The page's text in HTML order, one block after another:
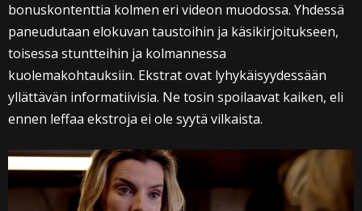
bonuskontenttia kolmen eri videon muodossa. Yhdessä
paneudutaan elokuvan taustoihin ja käsikirjoitukseen,
toisessa stuntteihin ja kolmannessa
kuolemakohtauksiin. Ekstrat ovat lyhykäisyydessään
yllättävän informatiivisia. Ne tosin spoilaavat kaiken, eli
ennen leffaa ekstroja ei ole syytä vilkaista.